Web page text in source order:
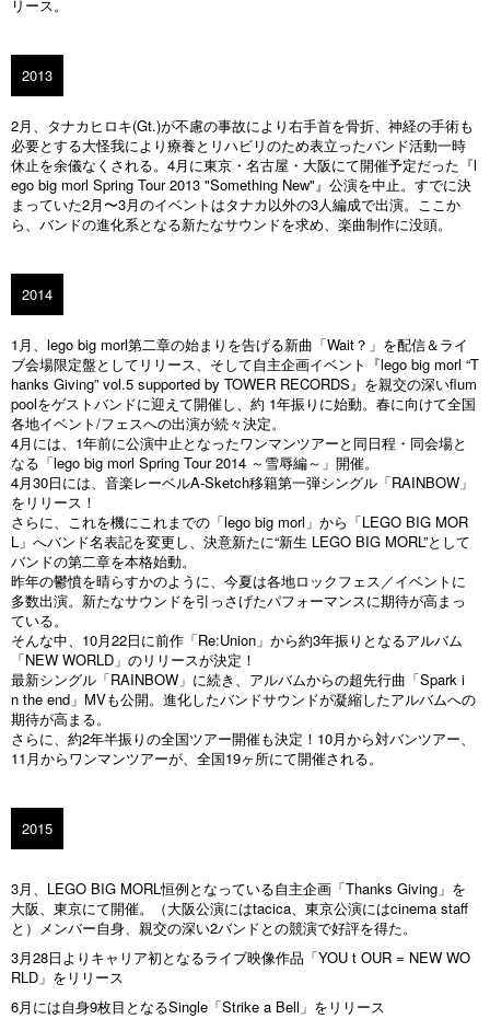
リース。
2013
2月、タナカヒロキ(Gt.)が不慮の事故により右手首を骨折、神経の手術も
必要とする大怪我により療養とリハビリのため表立ったバンド活動一時
休止を余儀なくされる。4月に東京・名古屋・大阪にて開催予定だった『l
ego big morl Spring Tour 2013 "Something New"』公演を中止。すでに決
まっていた2月〜3月のイベントはタナカ以外の3人編成で出演。ここか
ら、バンドの進化系となる新たなサウンドを求め、楽曲制作に没頭。
2014
1月、lego big morl第二章の始まりを告げる新曲「Wait？」を配信＆ライ
ブ会場限定盤としてリリース、そして自主企画イベント『lego big morl “T
hanks Giving” vol.5 supported by TOWER RECORDS』を親交の深いflum
poolをゲストバンドに迎えて開催し、約 1年振りに始動。春に向けて全国
各地イベント/フェスへの出演が続々決定。
4月には、1年前に公演中止となったワンマンツアーと同日程・同会場と
なる「lego big morl Spring Tour 2014 ～雪辱編～」開催。
4月30日には、音楽レーベルA-Sketch移籍第一弾シングル「RAINBOW」
をリリース！
さらに、これを機にこれまでの「lego big morl」から「LEGO BIG MOR
L」へバンド名表記を変更し、決意新たに“新生 LEGO BIG MORL”として
バンドの第二章を本格始動。
昨年の鬱憤を晴らすかのように、今夏は各地ロックフェス／イベントに
多数出演。新たなサウンドを引っさげたパフォーマンスに期待が高まっ
ている。
そんな中、10月22日に前作「Re:Union」から約3年振りとなるアルバム
「NEW WORLD」のリリースが決定！
最新シングル「RAINBOW」に続き、アルバムからの超先行曲「Spark i
n the end」MVも公開。進化したバンドサウンドが凝縮したアルバムへの
期待が高まる。
さらに、約2年半振りの全国ツアー開催も決定！10月から対バンツアー、
11月からワンマンツアーが、全国19ヶ所にて開催される。
2015
3月、LEGO BIG MORL恒例となっている自主企画「Thanks Giving」を
大阪、東京にて開催。（大阪公演にはtacica、東京公演にはcinema staff
と）メンバー自身、親交の深い2バンドとの競演で好評を得た。
3月28日よりキャリア初となるライブ映像作品「YOU t OUR = NEW WO
RLD」をリリース
6月には自身9枚目となるSingle「Strike a Bell」をリリース